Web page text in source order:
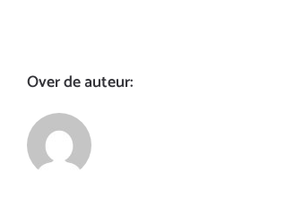
Over de auteur: